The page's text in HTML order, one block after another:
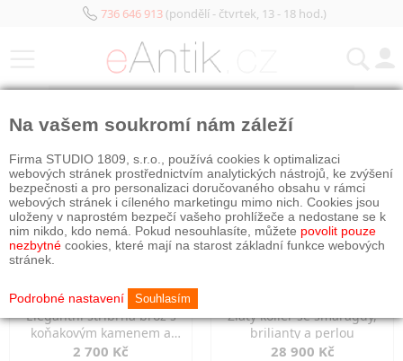
736 646 913(pondělí - čtvrtek, 13 - 18 hod.)
Elegantní stříbrná brož s
koňakovým kamenem a
markazity
2 700 Kč
Zlatý kolier se smaragdy,
brilianty a perlou
28 900 Kč
Na vašem soukromí nám záleží
Firma STUDIO 1809, s.r.o., používá cookies k optimalizaci
webových stránek prostřednictvím analytických nástrojů, ke zvýšení
bezpečnosti a pro personalizaci doručovaného obsahu v rámci
webových stránek i cíleného marketingu mimo nich. Cookies jsou
uloženy v naprostém bezpečí vašeho prohlížeče a nedostane se k
nim nikdo, kdo nemá. Pokud nesouhlasíte, můžete povolit pouze
nezbytné cookies, které mají na starost základní funkce webových
stránek.
Podrobné nastavení Souhlasím